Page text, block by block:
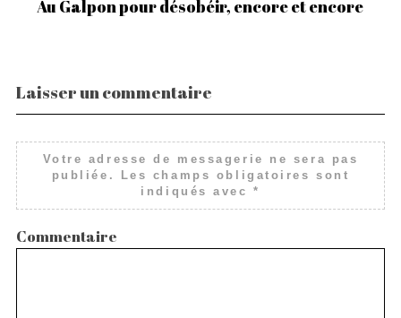
Au Galpon pour désobéir, encore et encore
Laisser un commentaire
Votre adresse de messagerie ne sera pas
publiée.
Les champs obligatoires sont
indiqués avec*
Commentaire